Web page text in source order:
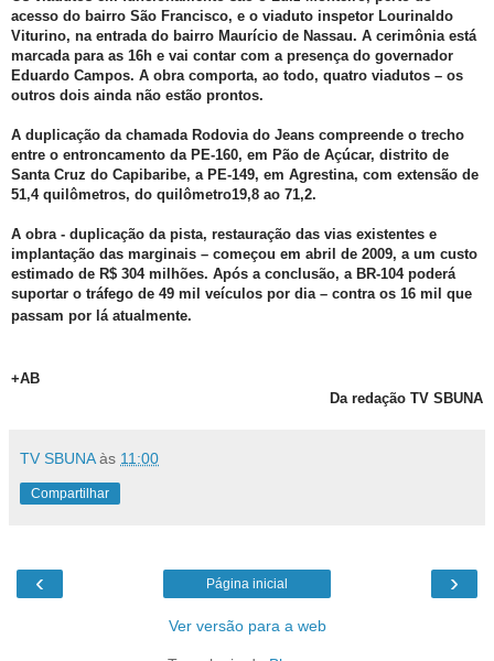
acesso do bairro São Francisco, e o viaduto inspetor Lourinaldo
Viturino, na entrada do bairro Maurício de Nassau. A cerimônia está
marcada para as 16h e vai contar com a presença do governador
Eduardo Campos. A obra comporta, ao todo, quatro viadutos – os
outros dois ainda não estão prontos.
A duplicação da chamada Rodovia do Jeans compreende o trecho
entre o entroncamento da PE-160, em Pão de Açúcar, distrito de
Santa Cruz do Capibaribe, a PE-149, em Agrestina, com extensão de
51,4 quilômetros, do quilômetro19,8 ao 71,2.
A obra - duplicação da pista, restauração das vias existentes e
implantação das marginais – começou em abril de 2009, a um custo
estimado de R$ 304 milhões. Após a conclusão, a BR-104 poderá
suportar o tráfego de 49 mil veículos por dia – contra os 16 mil que
passam por lá atualmente.
+AB
Da redação TV SBUNA
TV SBUNA às 11:00
Compartilhar
‹ ›
Página inicial
Ver versão para a web